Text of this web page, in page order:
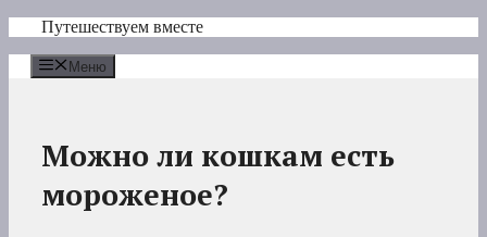
Перейти
содержимому
Путешествуем вместе
Меню
Можно ли кошкам есть
мороженое?